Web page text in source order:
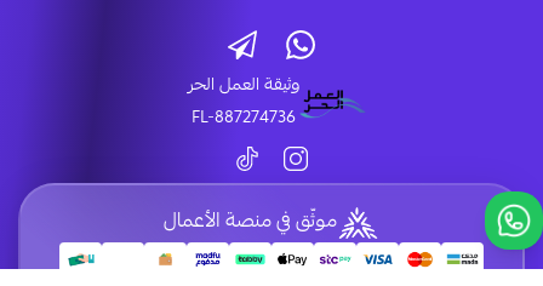
وثيقة العمل الحر
FL-887274736
موثّق في منصة الأعمال